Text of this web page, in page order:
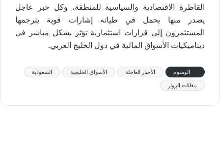
القاطرة الاقتصادية والسياسية للمنطقة، وكل خبر عاجل
يصدر منها يحمل في طياته إشارات قوية يترجمها
المستثمرون إلى قرارات استثمارية تؤثر بشكل مباشر في
ديناميكيات الأسواق المالية في دول الخليج العربي.
الوسوم الأخبار العاجلة الأسواق الخليجية السعودية
مقالات الزوار